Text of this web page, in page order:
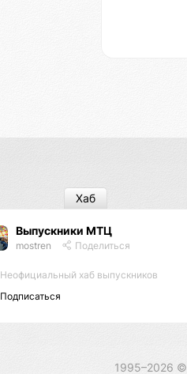
Выпускники МТЦ
mostren Поделиться
Неофициальный хаб выпускников
Подписаться
Хаб
1995–2026 ©